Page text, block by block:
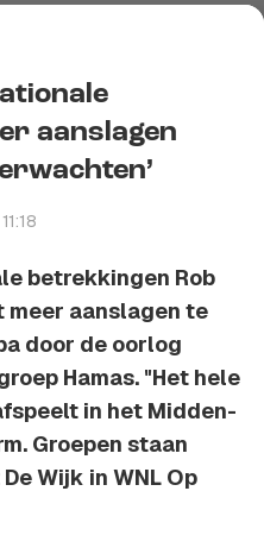
aanslagen
betrekkingen Rob
meer aanslagen te
door de oorlog
Hamas. "Het hele
in het Midden-
Groepen staan
Wijk in WNL Op